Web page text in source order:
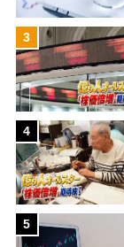
3
4
5